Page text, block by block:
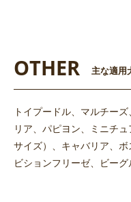
OTHER 主な適用
トイプードル、マルチー
リア、パピヨン、ミニチ
サイズ）、キャバリア、ボ
ビションフリーゼ、ビーグ